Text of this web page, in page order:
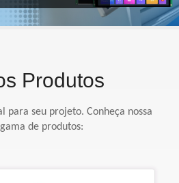
Produtos
para seu projeto. Conheça nossa
de produtos: